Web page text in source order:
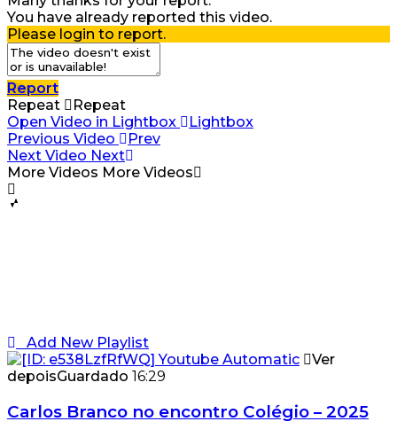
You have already reported this video.
Please login to report.
Report
Repeat
Repeat
Open Video in Lightbox
Lightbox
Previous Video
Prev
Next Video Next
More Videos More Videos
Add New Playlist
Ver
depoisGuardado 16:29
Carlos Branco no encontro Colégio – 2025